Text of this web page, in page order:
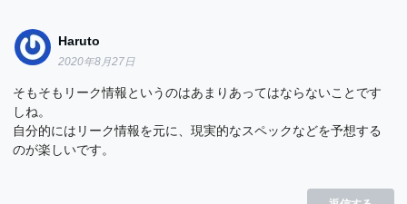
Haruto
2020年8月27日
そもそもリーク情報というのはあまりあってはならないことです
しね。
自分的にはリーク情報を元に、現実的なスペックなどを予想する
のが楽しいです。